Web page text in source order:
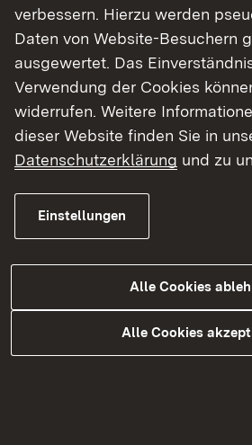
Erfahren Sie mehr!
Duales Studium im
verbessern. Hierzu werden
Daten von Website-Besuchern
ausgewertet. Das
Verwendung der Cookies
widerrufen. Weitere
dieser Website finden Sie in
Datenschutzerklärung und zu
Einstellungen
Alle Cookies
Alle Cookies